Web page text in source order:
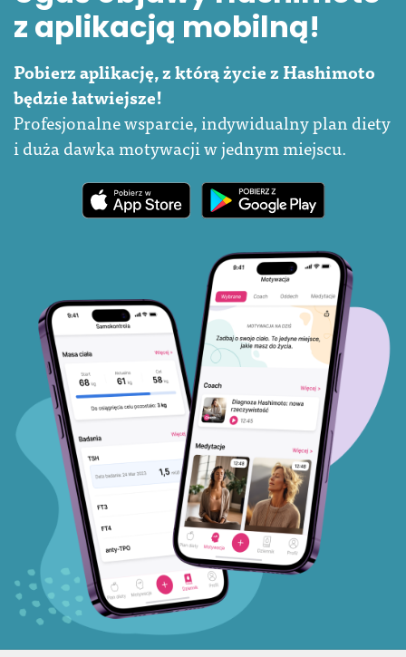
z aplikacją mobilną!
Pobierz aplikację, z którą życie z Hashimoto
będzie łatwiejsze!
Profesjonalne wsparcie, indywidualny plan diety
i duża dawka motywacji w jednym miejscu.